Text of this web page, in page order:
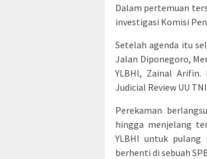
Dalam pertemuan
investigasi Komisi
Setelah agenda itu
Jalan Diponegoro,
YLBHI, Zainal
Judicial Review UU
Perekaman
hingga menjelang
YLBHI untuk pulang
berhenti di sebuah